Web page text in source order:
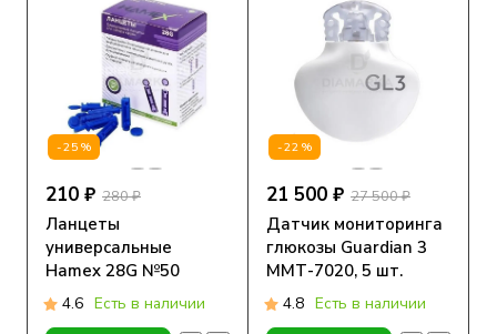
-25%
210 ₽ 280 ₽
Ланцеты
универсальные
Hamex 28G №50
4.6 Есть в наличии
-22%
21 500 ₽ 27 500 ₽
Датчик мониторинга
глюкозы Guardian 3
ММТ-7020, 5 шт.
4.8 Есть в наличии